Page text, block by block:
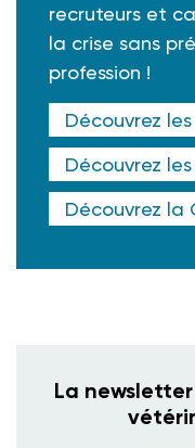
recruteurs et
la crise sans
profession !
Découvrez
Découvrez
Découvrez la
La